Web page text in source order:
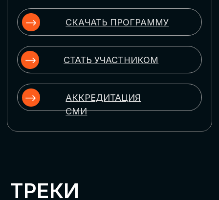
ЦИФРОВИЗАЦИЯ
МАРКЕТИНГА И ПРОДАЖ
ЦИФРОВИЗАЦИЯ
УПРАВЛЕНИЯ ПЕРСОНАЛОМ
Рассмотрим управление человеческим
комплексные решения для роста
производительности и кейсы
оптимизации процессов найма,
развития, оценки и удержания
ЦИФРОВИЗАЦИЯ
КЛИЕНТСКОГО СЕРВИСА
Разберем кейсы в сфере цифровизации